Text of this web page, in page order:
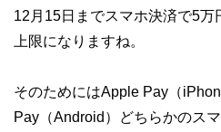
12月15日までスマホ決済で5万
上限になりますね。
そのためにはApple Pay（
Pay（Android）どちらかのス